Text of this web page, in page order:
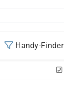
Handy-Finder